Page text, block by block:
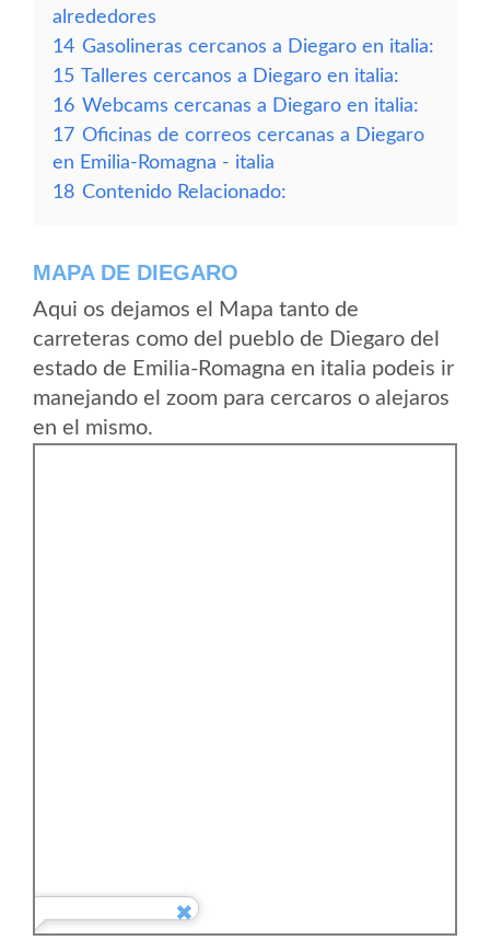
alrededores
14 Gasolineras cercanos a Diegaro en italia:
15 Talleres cercanos a Diegaro en italia:
16 Webcams cercanas a Diegaro en italia:
17 Oficinas de correos cercanas a Diegaro
en Emilia-Romagna - italia
18 Contenido Relacionado:
MAPA DE DIEGARO
Aqui os dejamos el Mapa tanto de
carreteras como del pueblo de Diegaro del
estado de Emilia-Romagna en italia podeis ir
manejando el zoom para cercaros o alejaros
en el mismo.